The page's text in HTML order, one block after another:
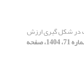
در شکل گیری ارزش
[دوره 19، شماره 71، 1404، صفحه